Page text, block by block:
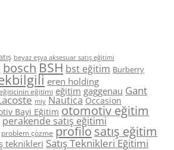
beyaz eşya aksesuar satış eğitimi
boschBSH bst eğitim Burberry
eren holding
eğitimi eğitim gaggenau Gant
miy Nautica Occasion
Bayi Eğitim otomotiv eğitim
perakende satış eğitimi
problem çözme profilo satış eğitim
teknikleri Satış Teknikleri Eğitimi